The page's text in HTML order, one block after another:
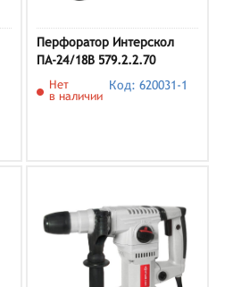
Перфоратор Интерскол
ПА-24/18В 579.2.2.70
Нет
в наличии
Код: 620031-1